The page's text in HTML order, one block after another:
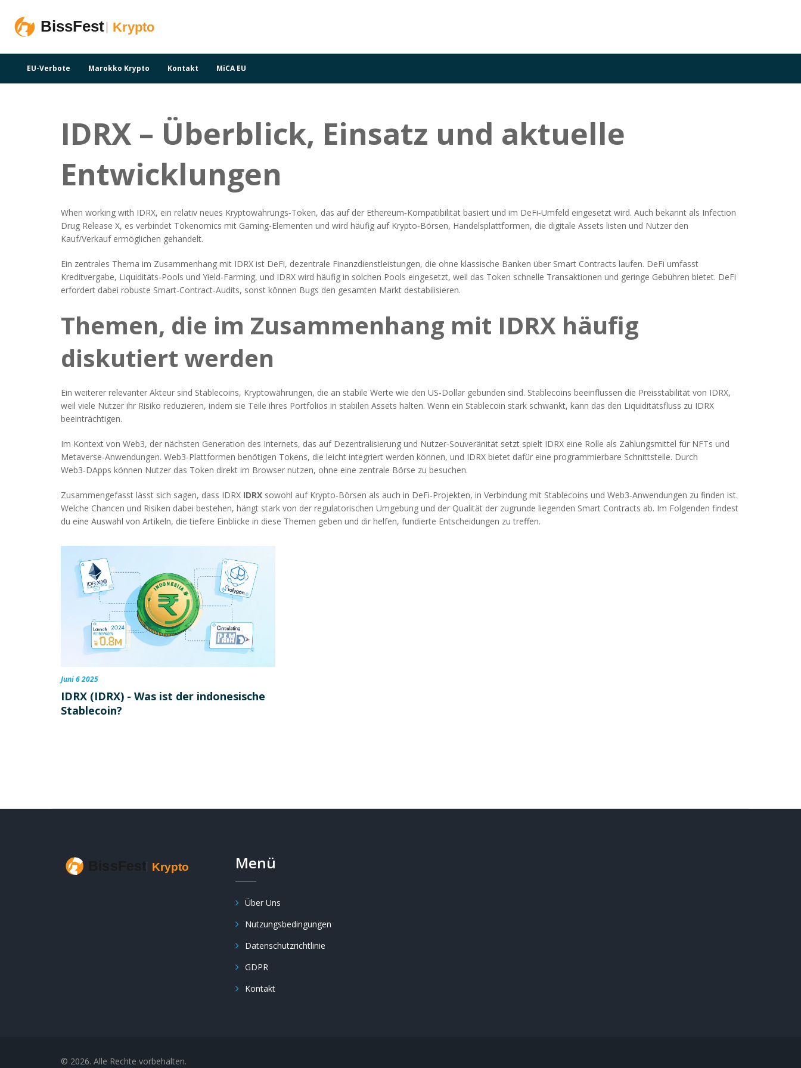
EU-Verbote Marokko Krypto Kontakt MiCA EU
IDRX – Überblick, Einsatz und aktuelle
Entwicklungen
When working with IDRX, ein relativ neues Kryptowährungs‑Token, das auf der Ethereum‑Kompatibilität basiert und im DeFi‑Umfeld eingesetzt wird. Auch bekannt als Infection
Drug Release X, es verbindet Tokenomics mit Gaming‑Elementen und wird häufig auf Krypto‑Börsen, Handelsplattformen, die digitale Assets listen und Nutzer den
Kauf/Verkauf ermöglichen gehandelt.
Ein zentrales Thema im Zusammenhang mit IDRX ist DeFi, dezentrale Finanzdienstleistungen, die ohne klassische Banken über Smart Contracts laufen. DeFi umfasst
Kreditvergabe, Liquiditäts‑Pools und Yield‑Farming, und IDRX wird häufig in solchen Pools eingesetzt, weil das Token schnelle Transaktionen und geringe Gebühren bietet. DeFi
erfordert dabei robuste Smart‑Contract‑Audits, sonst können Bugs den gesamten Markt destabilisieren.
Themen, die im Zusammenhang mit IDRX häufig
diskutiert werden
Ein weiterer relevanter Akteur sind Stablecoins, Kryptowährungen, die an stabile Werte wie den US‑Dollar gebunden sind. Stablecoins beeinflussen die Preisstabilität von IDRX,
weil viele Nutzer ihr Risiko reduzieren, indem sie Teile ihres Portfolios in stabilen Assets halten. Wenn ein Stablecoin stark schwankt, kann das den Liquiditätsfluss zu IDRX
beeinträchtigen.
Im Kontext von Web3, der nächsten Generation des Internets, das auf Dezentralisierung und Nutzer‑Souveränität setzt spielt IDRX eine Rolle als Zahlungsmittel für NFTs und
Metaverse‑Anwendungen. Web3‑Plattformen benötigen Tokens, die leicht integriert werden können, und IDRX bietet dafür eine programmierbare Schnittstelle. Durch
Web3‑DApps können Nutzer das Token direkt im Browser nutzen, ohne eine zentrale Börse zu besuchen.
Zusammengefasst lässt sich sagen, dass IDRX IDRX sowohl auf Krypto‑Börsen als auch in DeFi‑Projekten, in Verbindung mit Stablecoins und Web3‑Anwendungen zu finden ist.
Welche Chancen und Risiken dabei bestehen, hängt stark von der regulatorischen Umgebung und der Qualität der zugrunde liegenden Smart Contracts ab. Im Folgenden findest
du eine Auswahl von Artikeln, die tiefere Einblicke in diese Themen geben und dir helfen, fundierte Entscheidungen zu treffen.
Juni 6 2025
IDRX (IDRX) - Was ist der indonesische
Stablecoin?
Menü
Über Uns
Nutzungsbedingungen
Datenschutzrichtlinie
GDPR
Kontakt
© 2026. Alle Rechte vorbehalten.